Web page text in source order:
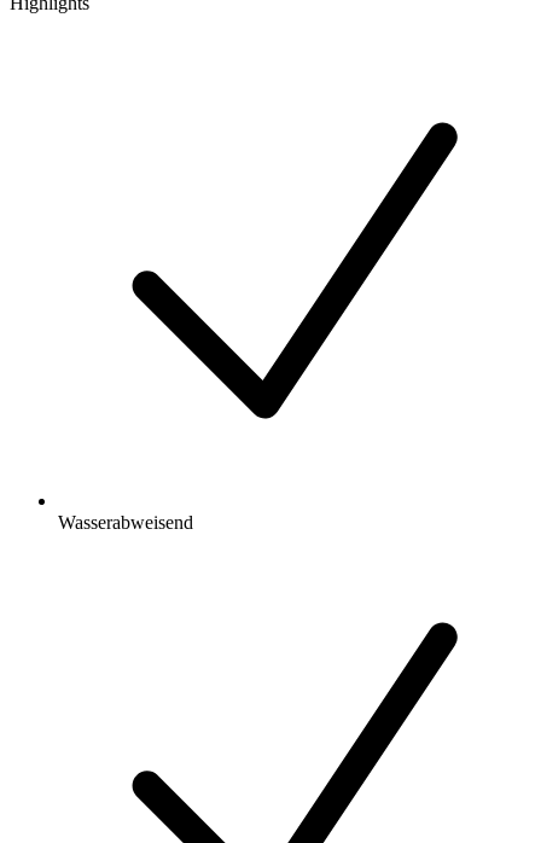
Wasserabweisend